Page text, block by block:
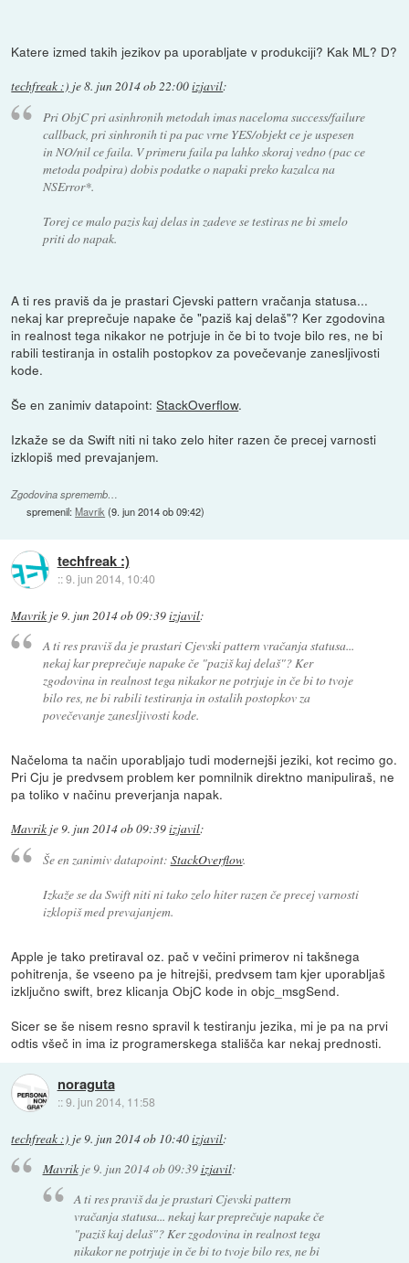
Katere izmed takih jezikov pa uporabljate v produkciji? Kak ML? D?
techfreak :) je8. jun 2014 ob 22:00izjavil:
Pri ObjC pri asinhronih metodah imas naceloma success/failure
callback, pri sinhronih ti pa pac vrne YES/objekt ce je uspesen
in NO/nil ce faila. V primeru faila pa lahko skoraj vedno (pac ce
metoda podpira) dobis podatke o napaki preko kazalca na
NSError*.
Torej ce malo pazis kaj delas in zadeve se testiras ne bi smelo
priti do napak.
A ti res praviš da je prastari Cjevski pattern vračanja statusa...
nekaj kar preprečuje napake če "paziš kaj delaš"? Ker zgodovina
in realnost tega nikakor ne potrjuje in če bi to tvoje bilo res, ne bi
rabili testiranja in ostalih postopkov za povečevanje zanesljivosti
kode.
Še en zanimiv datapoint:StackOverflow.
Izkaže se da Swift niti ni tako zelo hiter razen če precej varnosti
izklopiš med prevajanjem.
Zgodovina sprememb…
spremenil:Mavrik (9. jun 2014 ob 09:42)
techfreak :)
::9. jun 2014, 10:40
Mavrik je9. jun 2014 ob 09:39izjavil:
A ti res praviš da je prastari Cjevski pattern vračanja statusa...
nekaj kar preprečuje napake če "paziš kaj delaš"? Ker
zgodovina in realnost tega nikakor ne potrjuje in če bi to tvoje
bilo res, ne bi rabili testiranja in ostalih postopkov za
povečevanje zanesljivosti kode.
Načeloma ta način uporabljajo tudi modernejši jeziki, kot recimo go.
Pri Cju je predvsem problem ker pomnilnik direktno manipuliraš, ne
pa toliko v načinu preverjanja napak.
Mavrik je9. jun 2014 ob 09:39izjavil:
Še en zanimiv datapoint: StackOverflow.
Izkaže se da Swift niti ni tako zelo hiter razen če precej varnosti
izklopiš med prevajanjem.
Apple je tako pretiraval oz. pač v večini primerov ni takšnega
pohitrenja, še vseeno pa je hitrejši, predvsem tam kjer uporabljaš
izključno swift, brez klicanja ObjC kode in objc_msgSend.
Sicer se še nisem resno spravil k testiranju jezika, mi je pa na prvi
odtis všeč in ima iz programerskega stališča kar nekaj prednosti.
noraguta
::9. jun 2014, 11:58
techfreak :) je9. jun 2014 ob 10:40izjavil:
Mavrikje9. jun 2014 ob 09:39izjavil:
A ti res praviš da je prastari Cjevski pattern
vračanja statusa... nekaj kar preprečuje napake če
"paziš kaj delaš"? Ker zgodovina in realnost tega
nikakor ne potrjuje in če bi to tvoje bilo res, ne bi